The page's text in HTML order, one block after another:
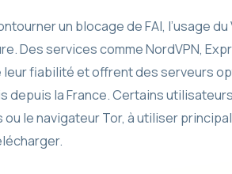
un blocage de FAI, l’usage
Des services comme NordVPN,
leur fiabilité et offrent des serveurs
depuis la France. Certains
ou le navigateur Tor, à utiliser